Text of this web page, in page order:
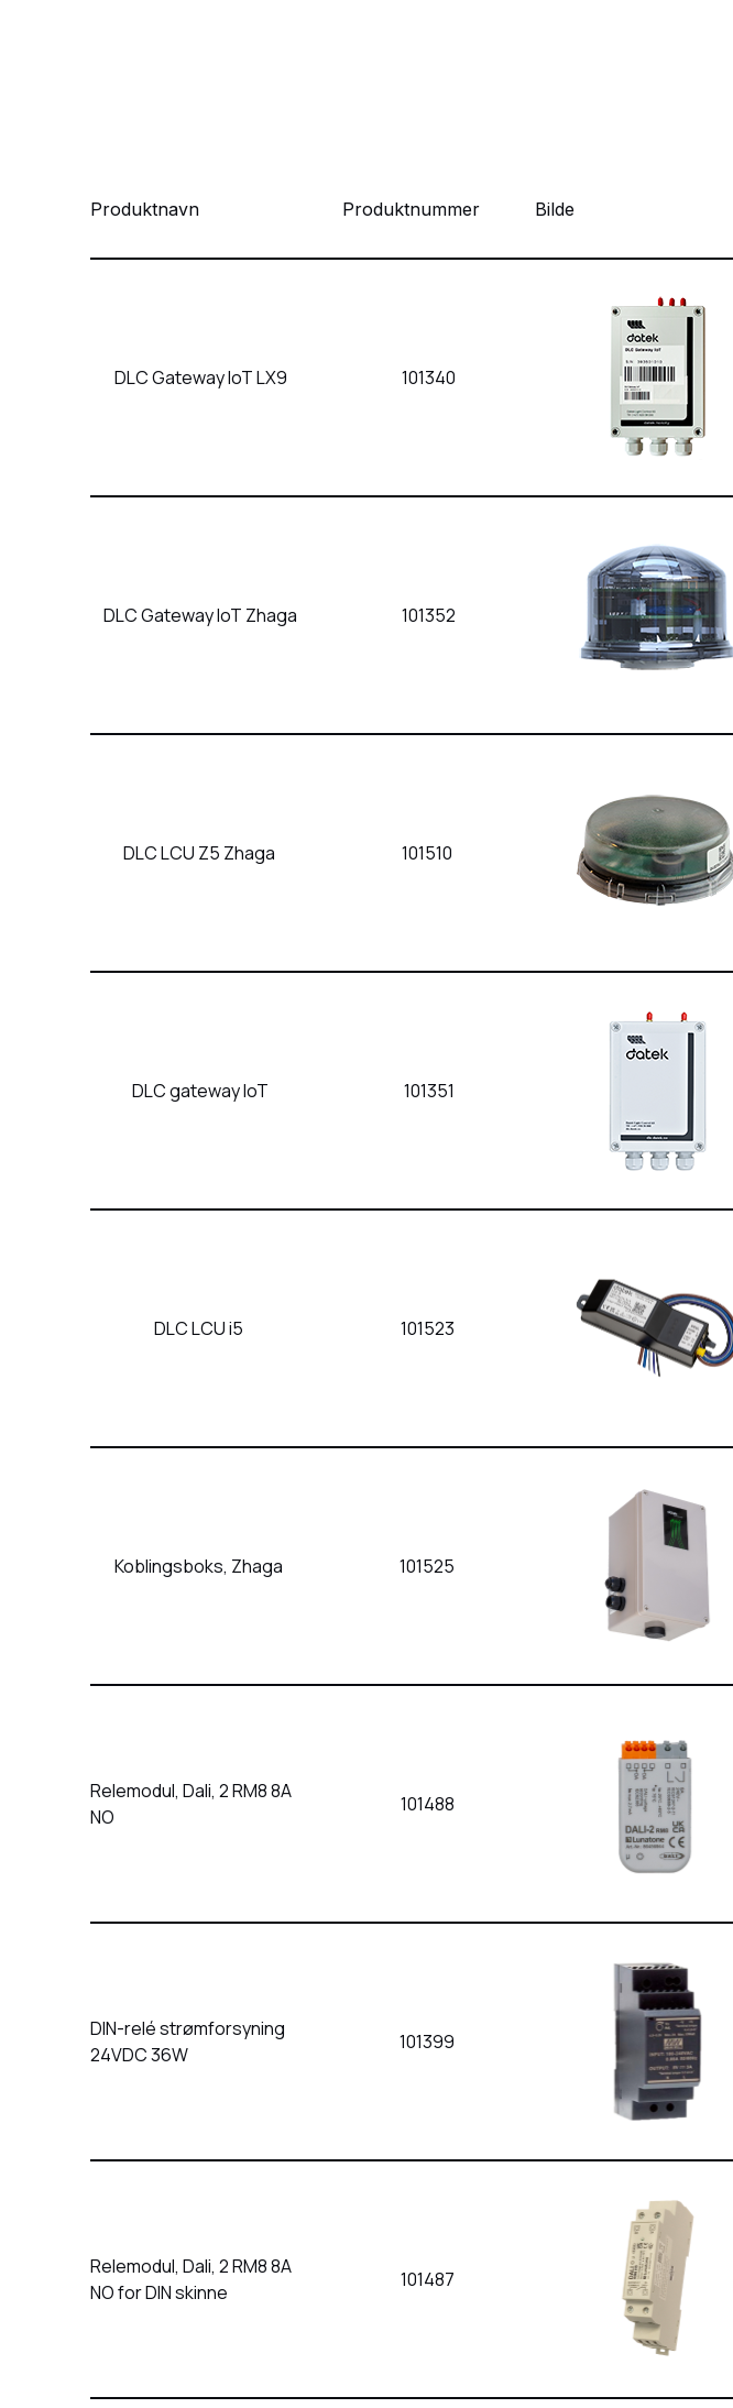
Produktnavn Produktnummer Bilde
DLC Gateway IoT LX9 101340
DLC Gateway IoT Zhaga 101352
DLC LCU Z5 Zhaga 101510
DLC gateway IoT 101351
DLC LCU i5 101523
Koblingsboks, Zhaga 101525
Relemodul, Dali, 2 RM8 8A
NO
101488
DIN-relé strømforsyning
24VDC 36W
101399
Relemodul, Dali, 2 RM8 8A
NO for DIN skinne
101487